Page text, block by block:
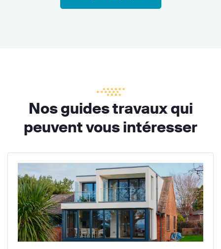
Nos guides travaux qui
peuvent vous intéresser